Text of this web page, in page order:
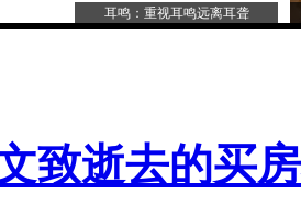
耳鸣：重视耳鸣远离耳聋
致逝去的买